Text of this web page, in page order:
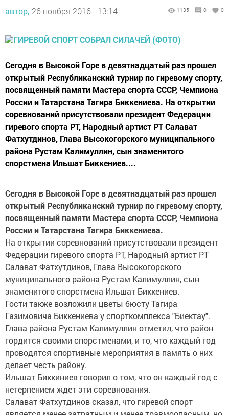
автор, 26 ноября 2016 - 13:14 1135 0 0
Сегодня в Высокой Горе в девятнадцатый раз прошел
открытый Республиканский турнир по гиревому спорту,
посвященный памяти Мастера спорта СССР, Чемпиона
России и Татарстана Тагира Биккениева. На открытии
соревнований присутствовали президент Федерации
гиревого спорта РТ, Народный артист РТ Салават
Фатхутдинов, Глава Высокогорского муниципального
района Рустам Калимуллин, сын знаменитого
спорстмена Ильшат Биккениев....
Сегодня в Высокой Горе в девятнадцатый раз прошел
открытый Республиканский турнир по гиревому спорту,
посвященный памяти Мастера спорта СССР, Чемпиона
России и Татарстана Тагира Биккениева.
На открытии соревнований присутствовали президент
Федерации гиревого спорта РТ, Народный артист РТ
Салават Фатхутдинов, Глава Высокогорского
муниципального района Рустам Калимуллин, сын
знаменитого спорстмена Ильшат Биккениев.
Гости также возложили цветы бюсту Тагира
Газимовича Биккениева у спорткомплекса "Биектау".
Глава района Рустам Калимуллин отметил, что район
гордится своими спорстменами, и то, что каждый год
проводятся спортивные мероприятия в память о них
делает честь району.
Ильшат Биккиниев говорил о том, что он каждый год с
нетерпением ждет эти соревнования.
Салават Фатхутдинов сказал, что гиревой спорт